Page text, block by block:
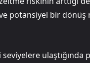
potansiyel bir dönüş
seviyelere